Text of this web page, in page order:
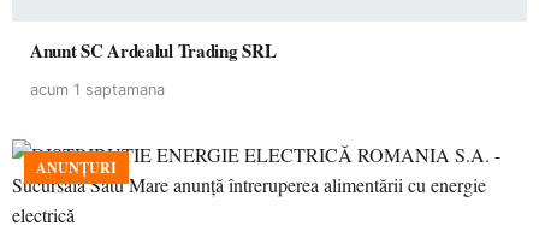
Anunt SC Ardealul Trading SRL
acum 1 saptamana
ANUNȚURI